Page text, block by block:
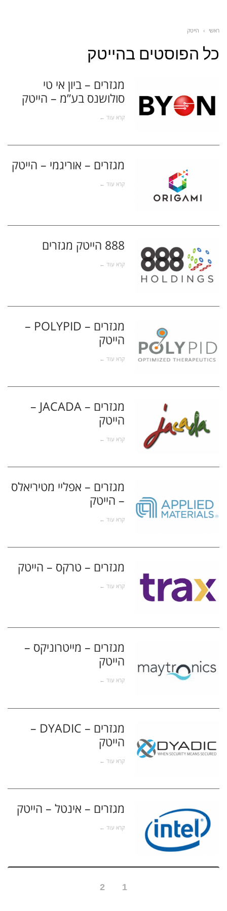
ראשי › הייטק
כל הפוסטים בהייטק
מגזרים – ביון אי טי
סולושנס בע”מ – הייטק
קרא עוד ←
מגזרים – אוריגמי – הייטק
קרא עוד ←
הייטק
888 הייטק מגזרים
קרא עוד ←
מגזרים – POLYPID –
הייטק
קרא עוד ←
הייטק
מגזרים – JACADA –
הייטק
קרא עוד ←
מגזרים – אפליי מטיריאלס
– הייטק
קרא עוד ←
מגזרים – טרקס – הייטק
קרא עוד ←
מגזרים – מייטרוניקס –
הייטק
קרא עוד ←
מגזרים – DYADIC –
הייטק
קרא עוד ←
הייטק
מגזרים – אינטל – הייטק
קרא עוד ←
1
2